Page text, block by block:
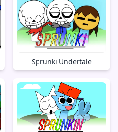
Sprunki Undertale